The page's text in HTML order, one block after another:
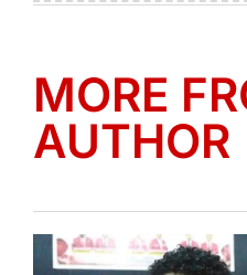
MORE
AUTHOR